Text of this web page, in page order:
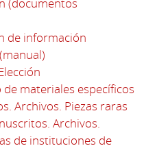
de información
materiales específicos
Archivos. Piezas raras
Archivos.
de instituciones de